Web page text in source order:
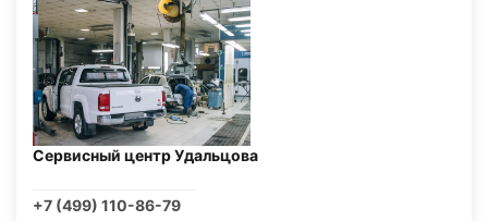
Сервисный центр Удальцова
+7 (499) 110-86-79